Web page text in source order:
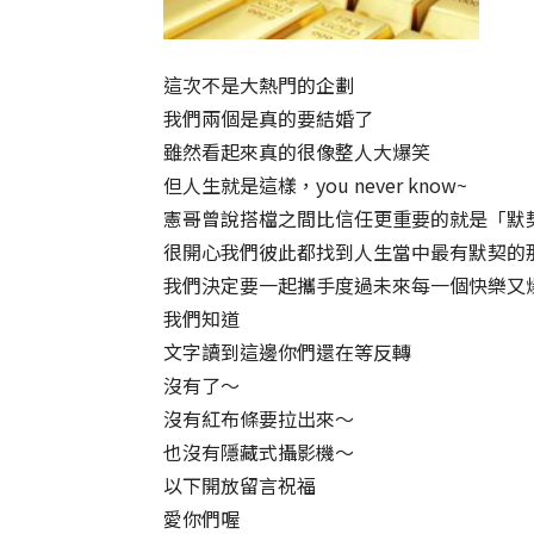
這次不是大熱門的企劃
我們兩個是真的要結婚了
雖然看起來真的很像整人大爆笑
但人生就是這樣，you never know~
憲哥曾說搭檔之間比信任更重要的就是「默
很開心我們彼此都找到人生當中最有默契的
我們決定要一起攜手度過未來每一個快樂又
我們知道
文字讀到這邊你們還在等反轉
沒有了～
沒有紅布條要拉出來～
也沒有隱藏式攝影機～
以下開放留言祝福
愛你們喔